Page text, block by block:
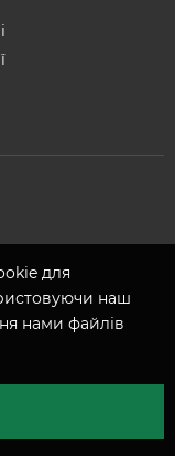
для
наш
нами файлів